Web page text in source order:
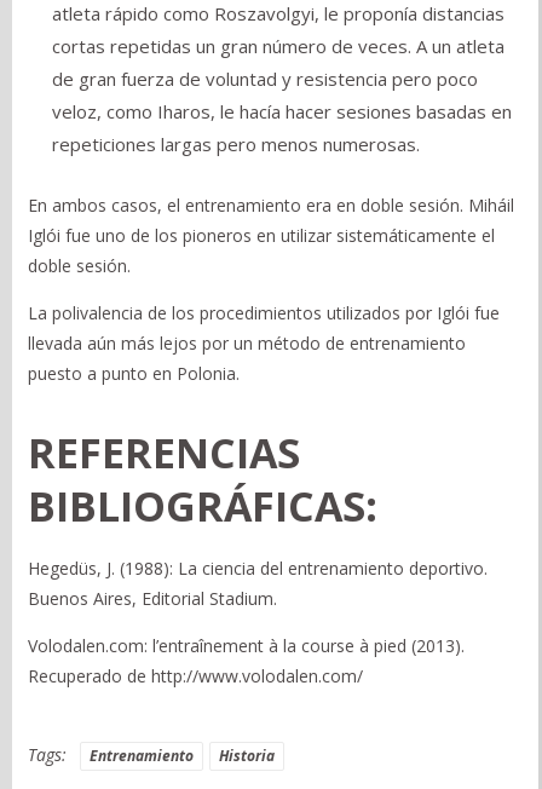
atleta rápido como Roszavolgyi, le proponía distancias
cortas repetidas un gran número de veces. A un atleta
de gran fuerza de voluntad y resistencia pero poco
veloz, como Iharos, le hacía hacer sesiones basadas en
repeticiones largas pero menos numerosas.
En ambos casos, el entrenamiento era en doble sesión. Miháil
Iglói fue uno de los pioneros en utilizar sistemáticamente el
doble sesión.
La polivalencia de los procedimientos utilizados por Iglói fue
llevada aún más lejos por un método de entrenamiento
puesto a punto en Polonia.
REFERENCIAS
BIBLIOGRÁFICAS:
Hegedüs, J. (1988): La ciencia del entrenamiento deportivo.
Buenos Aires, Editorial Stadium.
Volodalen.com: l’entraînement à la course à pied (2013).
Recuperado de http://www.volodalen.com/
Tags: Entrenamiento Historia